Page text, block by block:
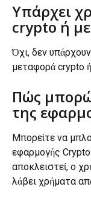
Υπάρχει
crypto ή
Όχι, δεν
μεταφορά crypto
Πώς
της
Μπορείτε να
εφαρμογής
αποκλειστεί, ο
λάβει χρήματα